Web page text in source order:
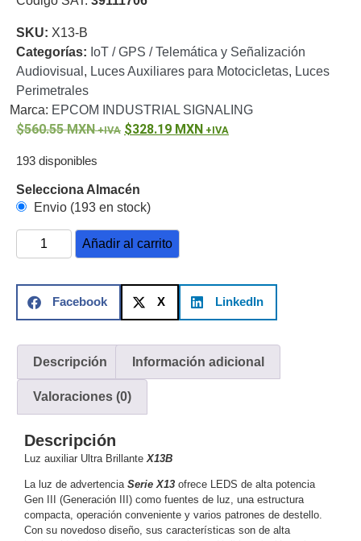
Refacciones
de
VideoTransceptores
de Video
Cables y
Conectores
a
RCAAudio
y
Coaxial y
Armados -
CoaxialCategoría
5eFibra
Alimentación
y
ElectricidadRG59
Tipo
CaPTelefónico
/ DVI /
Cámaras
IP y NVRs
Ambientes
SKU: X13-B
Categorías: IoT / GPS / Telemática y Señalización
Audiovisual , Luces Auxiliares para Motocicletas, Luces
Perimetrales
Marca: EPCOM INDUSTRIAL SIGNALING
560.55MXN 328.19 MXN
193 disponibles
Selecciona Almacén
Envio (193 en stock)
Añadir al carrito
Facebook X LinkedIn
Descripción Información adicional
Valoraciones (0)
Descripción
Luz auxiliar Ultra Brillante X13B
La luz de advertencia Serie X13 ofrece LEDS de alta potencia
Gen III (Generación III) como fuentes de luz, una estructura
compacta, operación conveniente y varios patrones de destello.
Con su novedoso diseño, sus características son de alta